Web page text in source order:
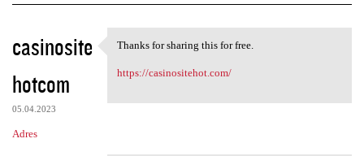
K
o
m
e
n
casinosite
hotcom
05.04.2023
Adres
Thanks for sharing this for
Thanks for sharing this for free.
https://casinositehot.com/